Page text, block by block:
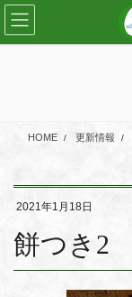
コ
ン
テ
ナ
ビ
ゲ
HOME 更新情報
2021年1月18日
餅つき2